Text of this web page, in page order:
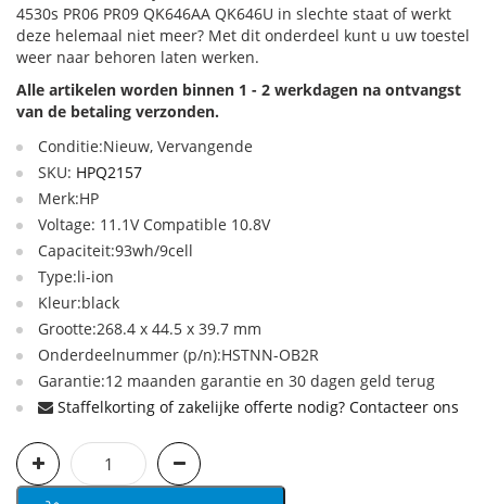
4530s PR06 PR09 QK646AA QK646U in slechte staat of werkt
deze helemaal niet meer? Met dit onderdeel kunt u uw toestel
weer naar behoren laten werken.
Alle artikelen worden binnen 1 - 2 werkdagen na ontvangst
van de betaling verzonden.
Conditie:Nieuw, Vervangende
SKU: HPQ2157
Merk:HP
Voltage: 11.1V Compatible 10.8V
Capaciteit:93wh/9cell
Type:li-ion
Kleur:black
Grootte:268.4 x 44.5 x 39.7 mm
Onderdeelnummer (p/n):HSTNN-OB2R
Garantie:12 maanden garantie en 30 dagen geld terug
Staffelkorting of zakelijke offerte nodig? Contacteer ons